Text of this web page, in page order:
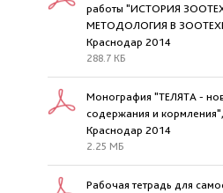
работы "ИСТОРИЯ
МЕТОДОЛОГИЯ В
Краснодар 2014
288.7 КБ
Монография "ТЕЛЯТА -
содержания и
Краснодар 2014
2.25 МБ
Рабочая тетрадь для